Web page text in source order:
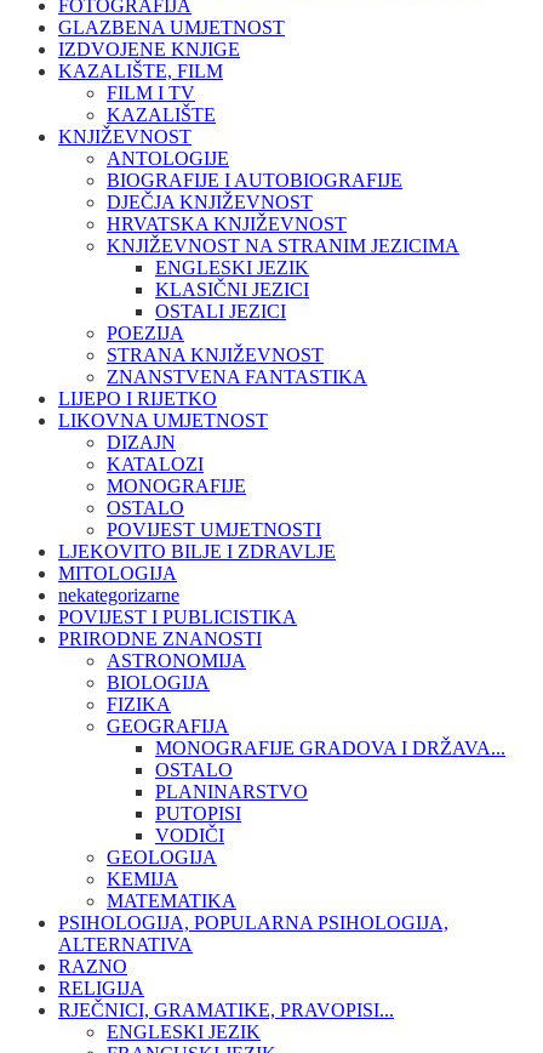
FOTOGRAFIJA
GLAZBENA UMJETNOST
IZDVOJENE KNJIGE
KAZALIŠTE, FILM
FILM I TV
KAZALIŠTE
KNJIŽEVNOST
ANTOLOGIJE
BIOGRAFIJE I AUTOBIOGRAFIJE
DJEČJA KNJIŽEVNOST
HRVATSKA KNJIŽEVNOST
KNJIŽEVNOST NA STRANIM JEZICIMA
ENGLESKI JEZIK
KLASIČNI JEZICI
OSTALI JEZICI
POEZIJA
STRANA KNJIŽEVNOST
ZNANSTVENA FANTASTIKA
LIJEPO I RIJETKO
LIKOVNA UMJETNOST
DIZAJN
KATALOZI
MONOGRAFIJE
OSTALO
POVIJEST UMJETNOSTI
LJEKOVITO BILJE I ZDRAVLJE
MITOLOGIJA
nekategorizarne
POVIJEST I PUBLICISTIKA
PRIRODNE ZNANOSTI
ASTRONOMIJA
BIOLOGIJA
FIZIKA
GEOGRAFIJA
MONOGRAFIJE GRADOVA I DRŽAVA...
OSTALO
PLANINARSTVO
PUTOPISI
VODIČI
GEOLOGIJA
KEMIJA
MATEMATIKA
PSIHOLOGIJA, POPULARNA PSIHOLOGIJA,
ALTERNATIVA
RAZNO
RELIGIJA
RJEČNICI, GRAMATIKE, PRAVOPISI...
ENGLESKI JEZIK